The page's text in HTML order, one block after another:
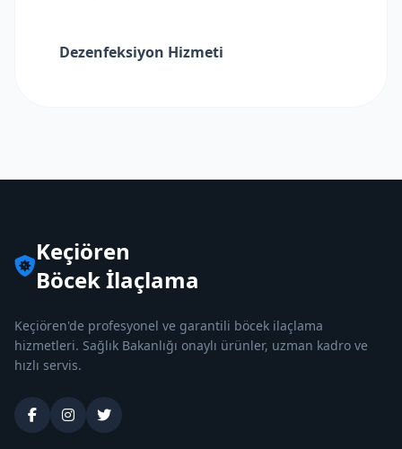
Dezenfeksiyon Hizmeti
Keçiören
Böcek İlaçlama
Keçiören'de profesyonel ve garantili böcek ilaçlama
hizmetleri. Sağlık Bakanlığı onaylı ürünler, uzman kadro ve
hızlı servis.